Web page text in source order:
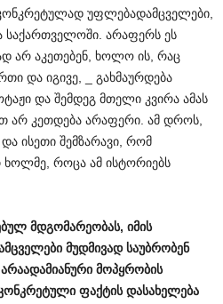
უფლებადამცველები,
საქართველოში. არაფერს ეს
არ აკეთებენ, ხოლო ის, რაც
და იგივე, _ გახმაურდება
და შემდეგ მთელი კვირა ამას
არ კეთდება არაფერი. ამ დროს,
ისეთი შემზარავი, რომ
ხოლმე, როცა ამ ისტორიებს
მდგომარეობას, იმის
მუდმივად საუბრობენ
არაადამიანური მოპყრობის
ფაქტის დასახელება